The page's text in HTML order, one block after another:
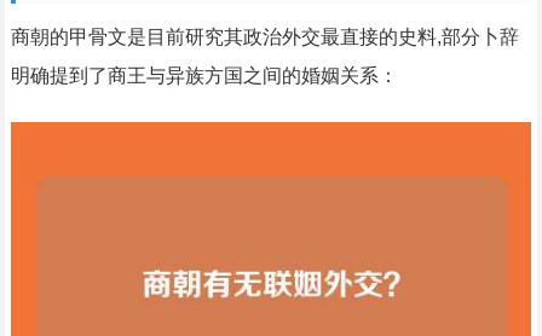
商朝的甲骨文是目前研究其政治外交最直接的史料,部分卜辞
明确提到了商王与异族方国之间的婚姻关系：